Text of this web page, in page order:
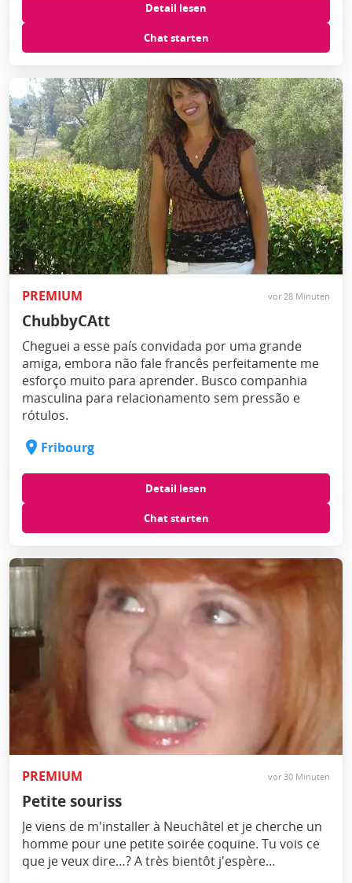
Detail lesen
Chat starten
PREMIUM vor 28 Minuten
ChubbyCAtt
Cheguei a esse país convidada por uma grande
amiga, embora não fale francês perfeitamente me
esforço muito para aprender. Busco companhia
masculina para relacionamento sem pressão e
rótulos.
Fribourg
Detail lesen
Chat starten
PREMIUM vor 30 Minuten
Petite souriss
Je viens de m'installer à Neuchâtel et je cherche un
homme pour une petite soirée coquine. Tu vois ce
que je veux dire…? A très bientôt j'espère…